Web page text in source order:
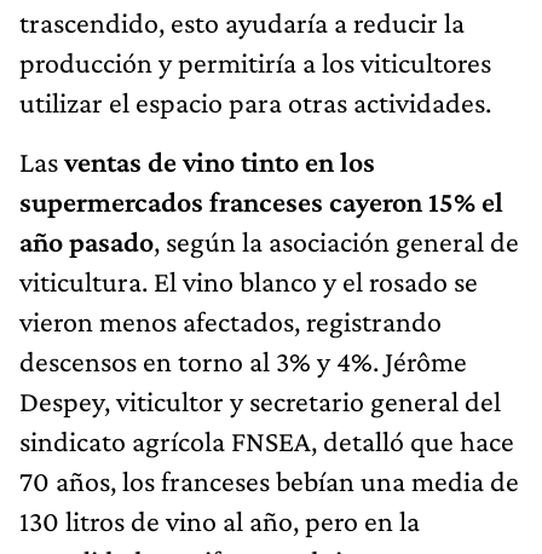
trascendido, esto ayudaría a reducir la
producción y permitiría a los viticultores
utilizar el espacio para otras actividades.
Lasventas de vino tinto en los
supermercados franceses cayeron 15% el
año pasado, según la asociación general de
viticultura. El vino blanco y el rosado se
vieron menos afectados, registrando
descensos en torno al 3% y 4%. Jérôme
Despey, viticultor y secretario general del
sindicato agrícola FNSEA, detalló que hace
70 años, los franceses bebían una media de
130 litros de vino al año, pero en la